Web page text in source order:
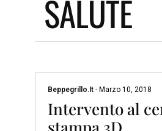
SALUTE
Beppegrillo.it - Marzo 10, 2018
Intervento al